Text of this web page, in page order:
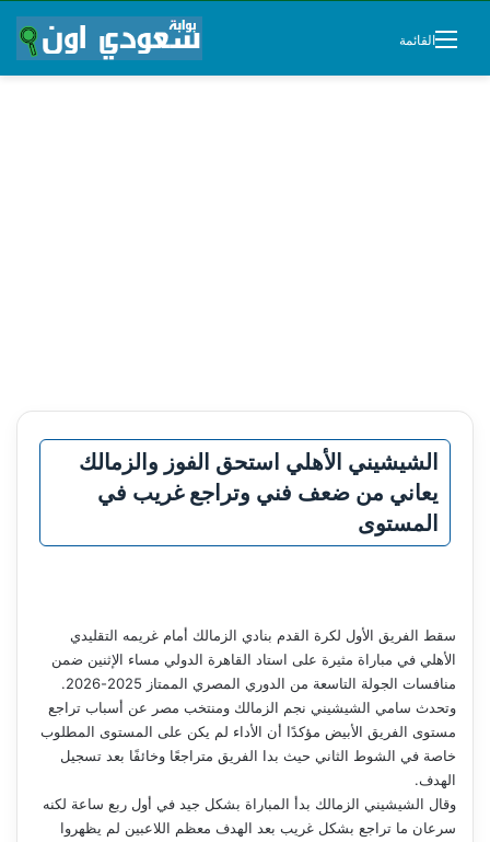
القائمة
الشيشيني الأهلي استحق الفوز والزمالك
يعاني من ضعف فني وتراجع غريب في
المستوى
سقط الفريق الأول لكرة القدم بنادي الزمالك أمام غريمه التقليدي
الأهلي في مباراة مثيرة على استاد القاهرة الدولي مساء الإثنين ضمن
منافسات الجولة التاسعة من الدوري المصري الممتاز 2025-2026.
وتحدث سامي الشيشيني نجم الزمالك ومنتخب مصر عن أسباب تراجع
مستوى الفريق الأبيض مؤكدًا أن الأداء لم يكن على المستوى المطلوب
خاصة في الشوط الثاني حيث بدا الفريق متراجعًا وخائفًا بعد تسجيل
الهدف.
وقال الشيشيني الزمالك بدأ المباراة بشكل جيد في أول ربع ساعة لكنه
سرعان ما تراجع بشكل غريب بعد الهدف معظم اللاعبين لم يظهروا